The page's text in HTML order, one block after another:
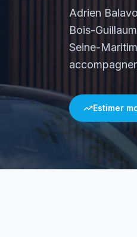
Adrien
Bois-
Seine-
Estimer